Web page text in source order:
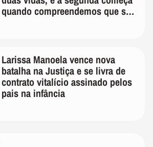
quando compreendemos que só
Larissa Manoela vence nova
batalha na Justiça e se livra de
contrato vitalício assinado pelos
pais na infância